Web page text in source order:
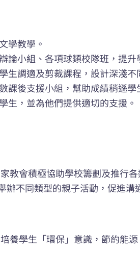
學教學。
小組、各項球類校隊班，提升
調適及剪裁課程，設計深淺不
後支援小組，幫助成績稍遜學
，並為他們提供適切的支援。
教會積極協助學校籌劃及推行
辦不同類型的親子活動，促進溝
養學生「環保」意識，節約能